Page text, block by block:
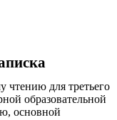
чтению для третьего
образовательной
основной